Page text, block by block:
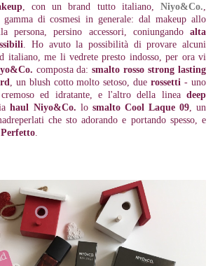
, con un brand tutto italiano,Niyo&Co.
gamma di cosmesi in generale: dal makeup allo
persona, persino accessori, coniungando alta
. Ho avuto la possibilità di provare alcuni
italiano, me li vedrete presto indosso, per ora vi
composta da:smalto rosso strong lasting
, un blush cotto molto setoso, duerossetti - uno
ed idratante, e l'altro della lineadeep
haul Niyo&Co. lo smalto Cool Laque 09, un
che sto adorando e portando spesso, e